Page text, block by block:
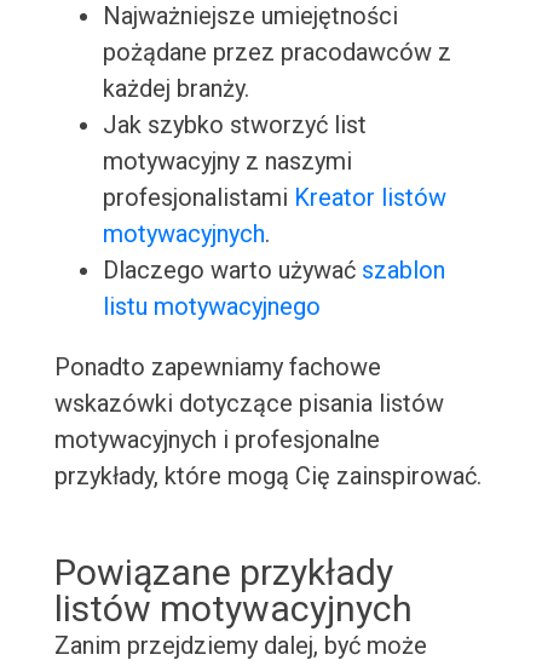
Najważniejsze umiejętności
pożądane przez pracodawców z
każdej branży.
Jak szybko stworzyć list
motywacyjny z naszymi
profesjonalistami Kreator listów
motywacyjnych.
Dlaczego warto używać szablon
listu motywacyjnego
Ponadto zapewniamy fachowe
wskazówki dotyczące pisania listów
motywacyjnych i profesjonalne
przykłady, które mogą Cię zainspirować.
Powiązane przykłady
listów motywacyjnych
Zanim przejdziemy dalej, być może